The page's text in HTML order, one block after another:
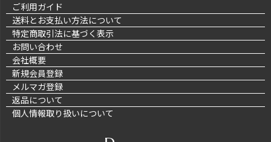
ご利用ガイド
送料とお支払い方法について
特定商取引法に基づく表示
お問い合わせ
会社概要
新規会員登録
メルマガ登録
返品について
個人情報取り扱いについて